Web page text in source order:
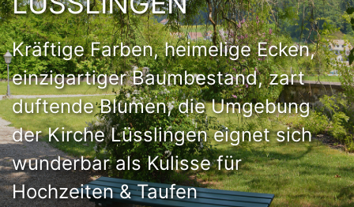
Kräftige Farben, heimelige Ecken,
einzigartiger Baumbestand, zart
duftende Blumen, die Umgebung
der Kirche Lüsslingen eignet sich
wunderbar als Kulisse für
Hochzeiten & Taufen